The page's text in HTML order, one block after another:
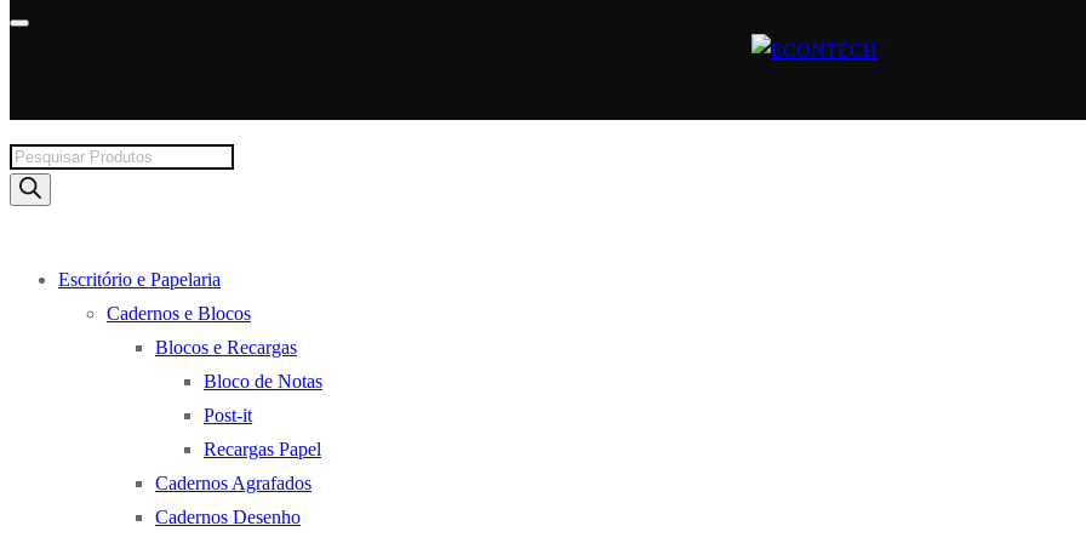
Products
search
Escritório e Papelaria
Cadernos e Blocos
Blocos e Recargas
Bloco de Notas
Post-it
Recargas Papel
Cadernos Agrafados
Cadernos Desenho